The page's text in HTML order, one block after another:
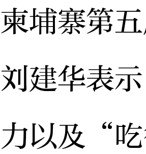
寨第五
建华表
以及“